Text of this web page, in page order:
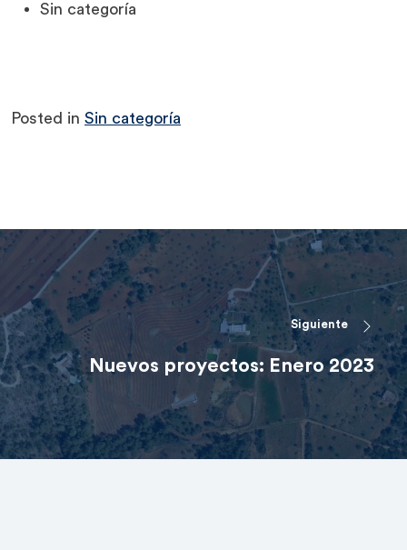
Sin categoría
Posted in Sin categoría
Siguiente
Nuevos proyectos: Enero 2023